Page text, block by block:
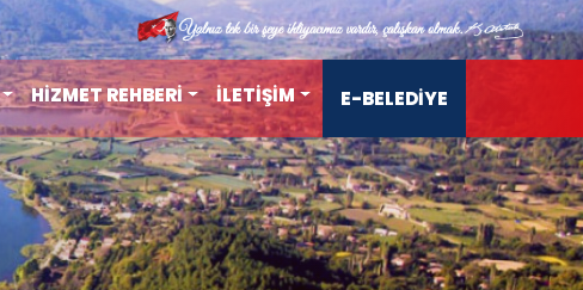
HİZMET REHBERİ İLETİŞİM E-BELEDİYE